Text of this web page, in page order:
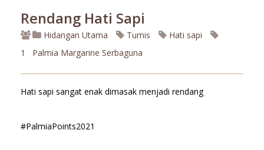
Rendang Hati Sapi
1
Hidangan Utama Tumis
Hati sapi
Palmia Margarine Serbaguna
Hati sapi sangat enak dimasak menjadi rendang
#PalmiaPoints2021